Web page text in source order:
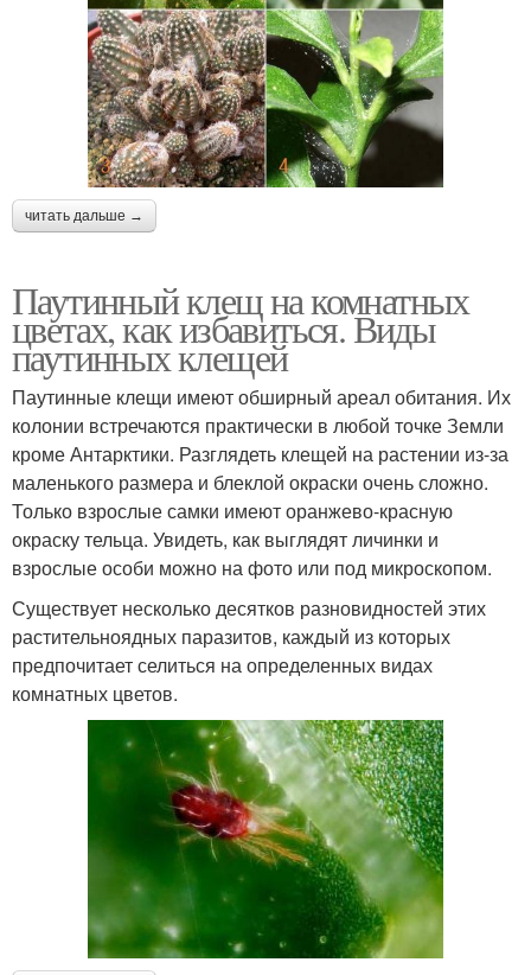
читать дальше →
Паутинный клещ на комнатных
цветах, как избавиться. Виды
паутинных клещей
Паутинные клещи имеют обширный ареал обитания. Их
колонии встречаются практически в любой точке Земли
кроме Антарктики. Разглядеть клещей на растении из-за
маленького размера и блеклой окраски очень сложно.
Только взрослые самки имеют оранжево-красную
окраску тельца. Увидеть, как выглядят личинки и
взрослые особи можно на фото или под микроскопом.
Существует несколько десятков разновидностей этих
растительноядных паразитов, каждый из которых
предпочитает селиться на определенных видах
комнатных цветов.